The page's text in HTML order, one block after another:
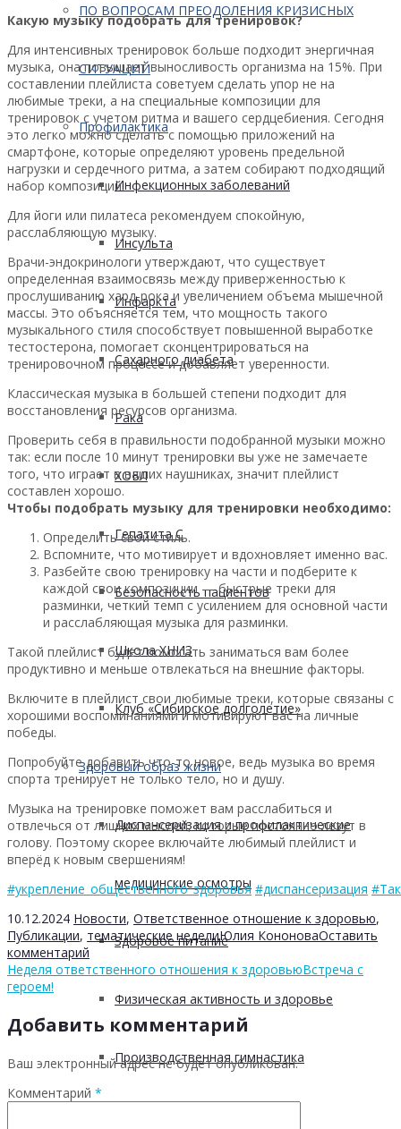
ПО ВОПРОСАМ ПРЕОДОЛЕНИЯ КРИЗИСНЫХ
СИТУАЦИЙ
Профилактика
Инфекционных заболеваний
Инсульта
Инфаркта
Сахарного диабета
Рака
ХОБЛ
Гепатита С
Безопасность пациентов
Школа ХНИЗ
Клуб «Сибирское долголетие»
Здоровый образ жизни
Диспансеризация и профилактические
медицинские осмотры
Здоровое питание
Физическая активность и здоровье
Производственная гимнастика
Какую музыку подобрать для тренировок?
Для интенсивных тренировок больше подходит энергичная
музыка, она повышает выносливость организма на 15%. При
составлении плейлиста советуем сделать упор не на
любимые треки, а на специальные композиции для
тренировок с учетом ритма и вашего сердцебиения. Сегодня
это легко можно сделать с помощью приложений на
смартфоне, которые определяют уровень предельной
нагрузки и сердечного ритма, а затем собирают подходящий
набор композиций.
Для йоги или пилатеса рекомендуем спокойную,
расслабляющую музыку.
Врачи-эндокринологи утверждают, что существует
определенная взаимосвязь между приверженностью к
прослушиванию хард-рока и увеличением объема мышечной
массы. Это объясняется тем, что мощность такого
музыкального стиля способствует повышенной выработке
тестостерона, помогает сконцентрироваться на
тренировочном процессе и добавляет уверенности.
Классическая музыка в большей степени подходит для
восстановления ресурсов организма.
Проверить себя в правильности подобранной музыки можно
так: если после 10 минут тренировки вы уже не замечаете
того, что играет в ваших наушниках, значит плейлист
составлен хорошо.
Чтобы подобрать музыку для тренировки необходимо:
Определить свой стиль.
Вспомните, что мотивирует и вдохновляет именно вас.
Разбейте свою тренировку на части и подберите к
каждой свои композиции — быстрые треки для
разминки, четкий темп с усилением для основной части
и расслабляющая музыка для разминки.
Такой плейлист будет помогать заниматься вам более
продуктивно и меньше отвлекаться на внешние факторы.
Включите в плейлист свои любимые треки, которые связаны с
хорошими воспоминаниями и мотивируют вас на личные
победы.
Попробуйте добавить что-то новое, ведь музыка во время
спорта тренирует не только тело, но и душу.
Музыка на тренировке поможет вам расслабиться и
отвлечься от лишних мыслей, которые постоянно лезут в
голову. Поэтому скорее включайте любимый плейлист и
вперёд к новым свершениям!
#укрепление_общественного_здоровья #диспансеризация
10.12.2024 Новости, Ответственное отношение к здоровью,
Публикации, тематические неделиЮлия КононоваОставить
комментарий
Неделя ответственного отношения к здоровьюВстреча с
героем!
Добавить комментарий
Ваш электронный адрес не будет опубликован.
Комментарий *